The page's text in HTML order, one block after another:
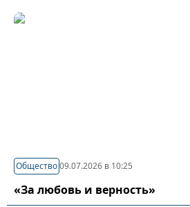
Общество09.07.2026 в 10:25
«За любовь и верность»